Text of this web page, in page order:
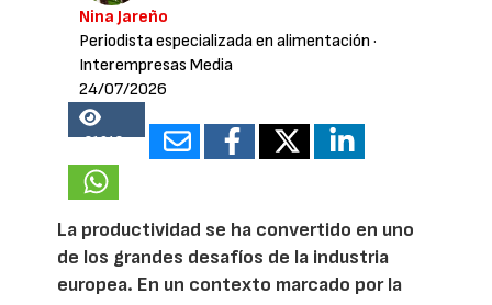
Nina Jareño
Periodista especializada en alimentación ·
Interempresas Media
24/07/2026
21048
La productividad se ha convertido en uno
de los grandes desafíos de la industria
europea. En un contexto marcado por la